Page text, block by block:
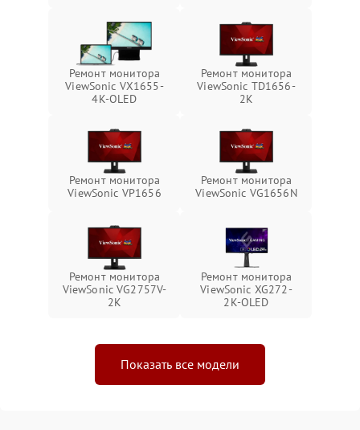
Ремонт монитора
ViewSonic VX1655-
4K-OLED
Ремонт монитора
ViewSonic TD1656-
2K
Ремонт монитора
ViewSonic VP1656
Ремонт монитора
ViewSonic VG1656N
Ремонт монитора
ViewSonic VG2757V-
2K
Ремонт монитора
ViewSonic XG272-
2K-OLED
Показать все модели